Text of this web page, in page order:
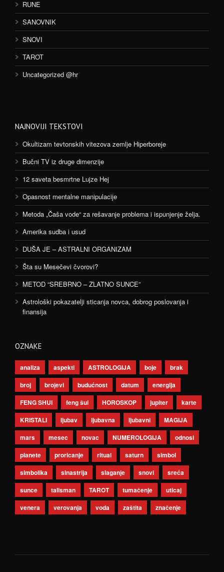
RUNE
SANOVNIK
SNOVI
TAROT
Uncategorized @hr
NAJNOVIJI TEKSTOVI
Okultizam tevtonskih vitezova zemlje Hiperboreje
Bučni TV iz druge dimenzije
12 saveta besmrtne Lujze Hej
Opasnost mentalne manipulacije
Metoda „Čaša vode“ za rešavanje problema i ispunjenje želja.
Amerika sudba i usud
DUŠA JE – ASTRALNI ORGANIZAM
Šta su Mesečevi čvorovi?
METOD “SREBRNO – ZLATNO SUNCE”
Astrološki pokazatelji sticanja novca, dobrog poslovanja i
finansija
OZNAKE
analiza aspekti ASTROLOGIJA boje
brak
broj
brojevi budućnost datum
energija
FENG SHUI
feng šui HOROSKOP jupiter
karte
KRISTALI
ljubav ljubavna ljubavni
MAGIJA
mars
mesec novac NUMEROLOGIJA
odnosi
planete
proricanje ritual saturn
simbol
simbolika
sinastrija slaganje snovi
sreća
sunce
talisman TAROT tumačenje
uticaj
venera
verovanja voda zaštita značenje